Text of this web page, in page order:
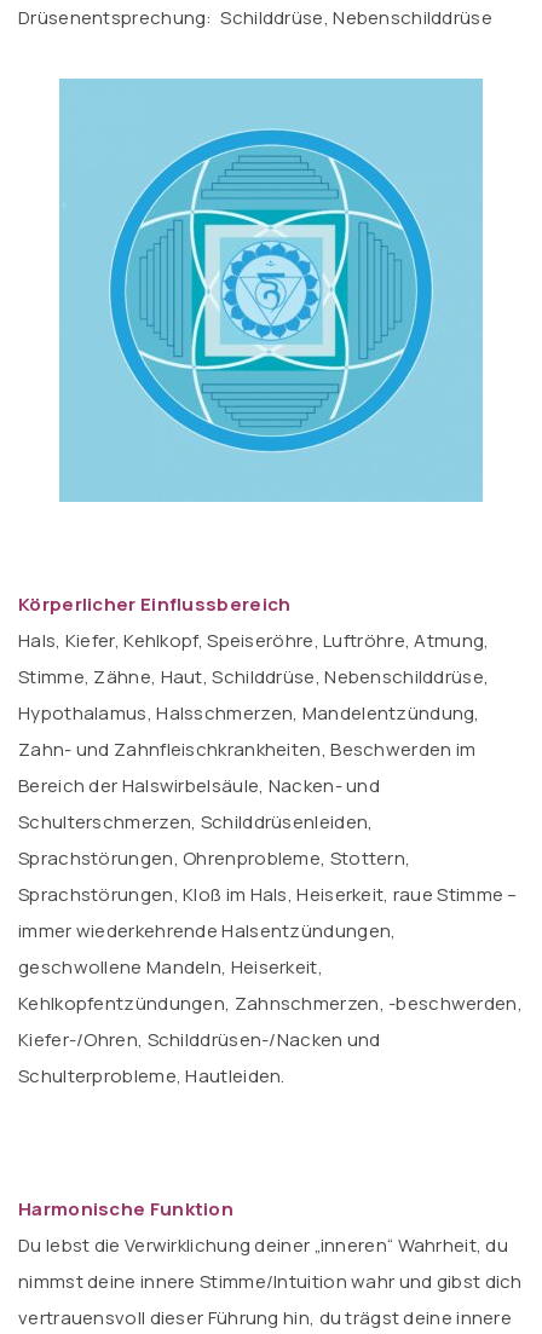
Drüsenentsprechung: Schilddrüse, Nebenschilddrüse
Körperlicher Einflussbereich
Hals, Kiefer, Kehlkopf, Speiseröhre, Luftröhre, Atmung,
Stimme, Zähne, Haut, Schilddrüse, Nebenschilddrüse,
Hypothalamus, Halsschmerzen, Mandelentzündung,
Zahn- und Zahnfleischkrankheiten, Beschwerden im
Bereich der Halswirbelsäule, Nacken- und
Schulterschmerzen, Schilddrüsenleiden,
Sprachstörungen, Ohrenprobleme, Stottern,
Sprachstörungen, Kloß im Hals, Heiserkeit, raue Stimme –
immer wiederkehrende Halsentzündungen,
geschwollene Mandeln, Heiserkeit,
Kehlkopfentzündungen, Zahnschmerzen, -beschwerden,
Kiefer-/Ohren, Schilddrüsen-/Nacken und
Schulterprobleme, Hautleiden.
Harmonische Funktion
Du lebst die Verwirklichung deiner „inneren“ Wahrheit, du
nimmst deine innere Stimme/Intuition wahr und gibst dich
vertrauensvoll dieser Führung hin, du trägst deine innere